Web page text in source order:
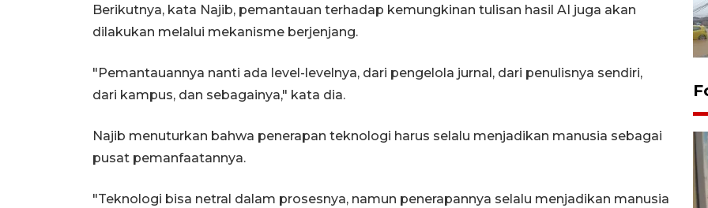
Berikutnya, kata Najib, pemantauan terhadap kemungkinan tulisan hasil AI juga akan
dilakukan melalui mekanisme berjenjang.
"Pemantauannya nanti ada level-levelnya, dari pengelola jurnal, dari penulisnya sendiri,
dari kampus, dan sebagainya," kata dia.
Najib menuturkan bahwa penerapan teknologi harus selalu menjadikan manusia sebagai
pusat pemanfaatannya.
"Teknologi bisa netral dalam prosesnya, namun penerapannya selalu menjadikan manusia